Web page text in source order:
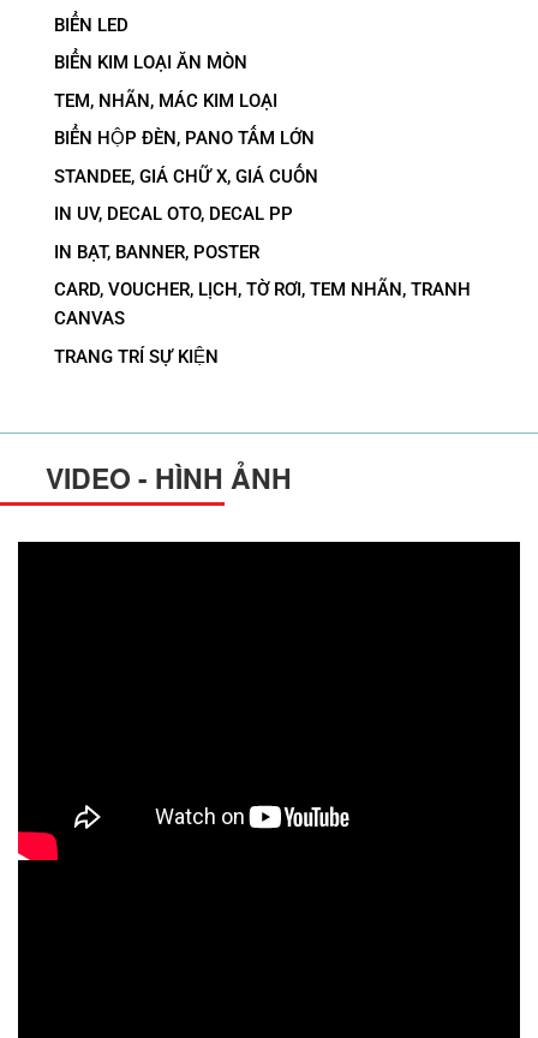
BIỂN LED
BIỂN KIM LOẠI ĂN MÒN
TEM, NHÃN, MÁC KIM LOẠI
BIỂN HỘP ĐÈN, PANO TẤM LỚN
STANDEE, GIÁ CHỮ X, GIÁ CUỐN
IN UV, DECAL OTO, DECAL PP
IN BẠT, BANNER, POSTER
CARD, VOUCHER, LỊCH, TỜ RƠI, TEM NHÃN, TRANH
CANVAS
TRANG TRÍ SỰ KIỆN
VIDEO - HÌNH ẢNH